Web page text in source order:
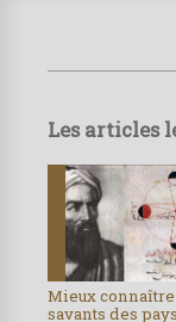
Les articles
Mieux
savants des